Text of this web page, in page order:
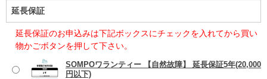
延長保証
延長保証のお申込みは下記ボックスにチェックを入れてから買い
物かごボタンを押して下さい。
SOMPOワランティー 【自然故障】 延長保証5年(20,000
円以下)